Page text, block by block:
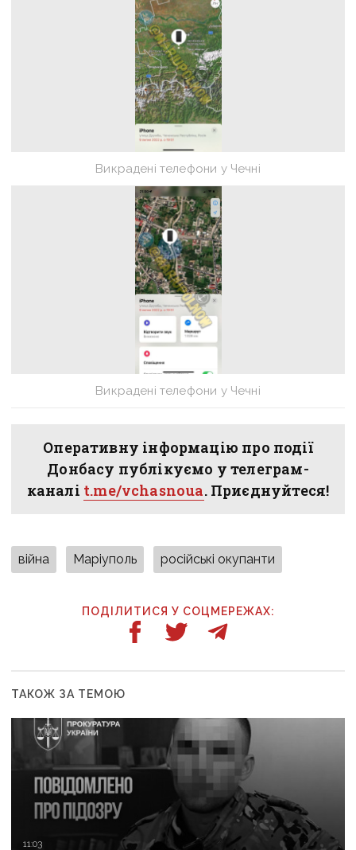
Викрадені телефони у Чечні
Викрадені телефони у Чечні
Оперативну інформацію про події
Донбасу публікуємо у телеграм-
каналі t.me/vchasnoua. Приєднуйтеся!
війна Маріуполь російські окупанти
ПОДІЛИТИСЯ У СОЦМЕРЕЖАХ:
ТАКОЖ ЗА ТЕМОЮ
11:03